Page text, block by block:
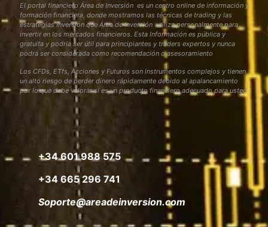
El portal financiero Área de Inversión es un centro online de información y
formación financiera, donde mostramos las técnicas de trading y las
estrategias inversión que Área de Inversión utiliza personalmente para
invertir en los mercados financieros. Esta Información es pública y
gratuita y podría ser útil para principiantes y traders expertos y nunca
podrá ser considerada como recomendación o asesoramiento
Los CFDs, ETfs, Acciones y Futuros son instrumentos complejos y tienen
un alto riesgo de perder dinero rápidamente debido al apalancamiento
por lo que debe valorar si es un producto financiero adecuado para usted
+34 601 988 575
+34 665 296 741
Soporte@areadeinversion.com